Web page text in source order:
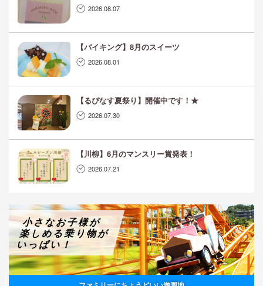
2026.08.07
【バイキング】8月のスイーツ
2026.08.01
【るぴなす夏祭り】開催中です！★
2026.07.30
【川柳】6月のマンスリー賞発表！
2026.07.21
小さなお子様が
楽しめる乗り物が
いっぱい！